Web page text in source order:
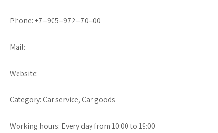
Phone: +7‒905‒972‒70‒00
Mail:
Website:
Category: Car service, Car goods
Working hours: Every day from 10:00 to 19:00